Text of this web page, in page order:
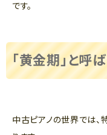
です。
「黄金期」と呼
中古ピアノの世界では、